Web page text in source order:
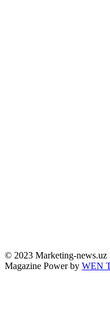
© 2023 Marketing-
Magazine Power by WEN